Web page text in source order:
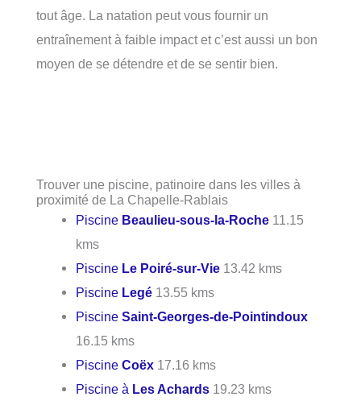
tout âge. La natation peut vous fournir un
entraînement à faible impact et c’est aussi un bon
moyen de se détendre et de se sentir bien.
Trouver une piscine, patinoire dans les villes à
proximité de La Chapelle-Rablais
Piscine Beaulieu-sous-la-Roche 11.15
kms
Piscine Le Poiré-sur-Vie 13.42 kms
Piscine Legé 13.55 kms
PiscineSaint-Georges-de-Pointindoux
16.15 kms
PiscineCoëx 17.16 kms
Piscine à Les Achards 19.23 kms